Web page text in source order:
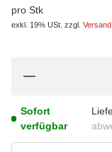
pro Stk
exkl. 19% USt. zzgl. Versand
Sofort
verfügbar